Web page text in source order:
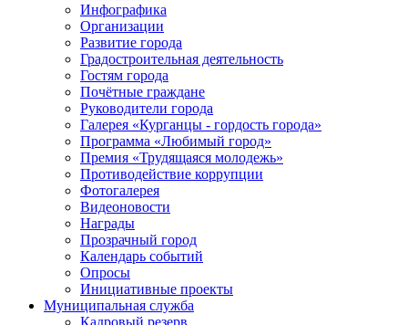
Инфографика
Организации
Развитие города
Градостроительная деятельность
Гостям города
Почётные граждане
Руководители города
Галерея «Курганцы - гордость города»
Программа «Любимый город»
Премия «Трудящаяся молодежь»
Противодействие коррупции
Фотогалерея
Видеоновости
Награды
Прозрачный город
Календарь событий
Опросы
Инициативные проекты
Муниципальная служба
Кадровый резерв